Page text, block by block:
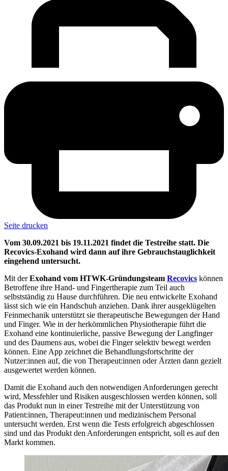
Seite drucken
Vom 30.09.2021 bis 19.11.2021 findet die Testreihe statt. Die
Recovics-Exohand wird dann auf ihre Gebrauchstauglichkeit
eingehend untersucht.
Mit derExohand vom HTWK-Gründungsteam Recovics können
Betroffene ihre Hand- und Fingertherapie zum Teil auch
selbstständig zu Hause durchführen. Die neu entwickelte Exohand
lässt sich wie ein Handschuh anziehen. Dank ihrer ausgeklügelten
Feinmechanik unterstützt sie therapeutische Bewegungen der Hand
und Finger. Wie in der herkömmlichen Physiotherapie führt die
Exohand eine kontinuierliche, passive Bewegung der Langfinger
und des Daumens aus, wobei die Finger selektiv bewegt werden
können. Eine App zeichnet die Behandlungsfortschritte der
Nutzer:innen auf, die von Therapeut:innen oder Ärzten dann gezielt
ausgewertet werden können.
Damit die Exohand auch den notwendigen Anforderungen gerecht
wird, Messfehler und Risiken ausgeschlossen werden können, soll
das Produkt nun in einer Testreihe mit der Unterstützung von
Patient:innen, Therapeut:innen und medizinischem Personal
untersucht werden. Erst wenn die Tests erfolgreich abgeschlossen
sind und das Produkt den Anforderungen entspricht, soll es auf den
Markt kommen.